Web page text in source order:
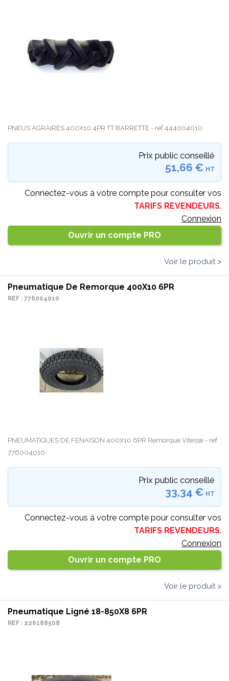
PNEUS AGRAIRES 400X10 4PR TT BARRETTE - ref 444004010
Prix public conseillé
51,66 € HT
Connectez-vous à votre compte pour consulter vos
TARIFS REVENDEURS.
Connexion
Ouvrir un compte PRO
Voir le produit >
Pneumatique De Remorque 400X10 6PR
REF : 776004010
PNEUMATIQUES DE FENAISON 400X10 6PR Remorque Vitesse - ref
776004010
Prix public conseillé
33,34 € HT
Connectez-vous à votre compte pour consulter vos
TARIFS REVENDEURS.
Connexion
Ouvrir un compte PRO
Voir le produit >
Pneumatique Ligné 18-850X8 6PR
REF : 226188508